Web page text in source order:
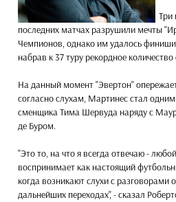
Три
последних матчах разрушили мечты
Чемпионов, однако им удалось
набрав к 37 туру рекордное количество
На данный момент "Эвертон"
согласно слухам, Мартинес стал
сменщика Тима Шервуда наряду с
де Буром.
"Это то, на что я всегда отвечаю -
воспринимает как настоящий
когда возникают слухи с разговорами
дальнейших переходах", - сказал